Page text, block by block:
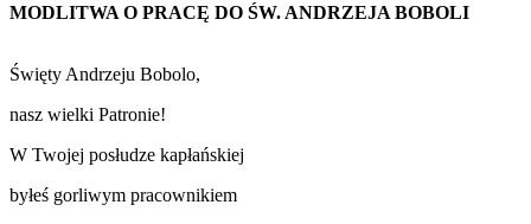
MODLITWA O PRACĘ DO ŚW. ANDRZEJA BOBOLI
Święty Andrzeju Bobolo,
nasz wielki Patronie!
W Twojej posłudze kapłańskiej
byłeś gorliwym pracownikiem